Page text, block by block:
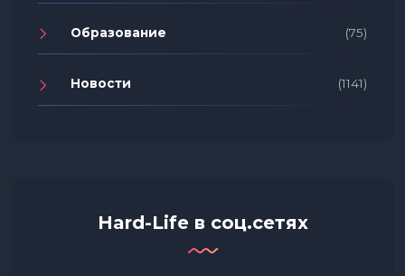
Образование (75)
Новости (1141)
Hard-Life в соц.сетях